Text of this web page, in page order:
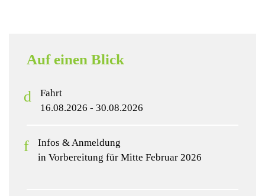
Auf einen Blick
Fahrt
16.08.2026 - 30.08.2026
Infos & Anmeldung
in Vorbereitung für Mitte Februar 2026